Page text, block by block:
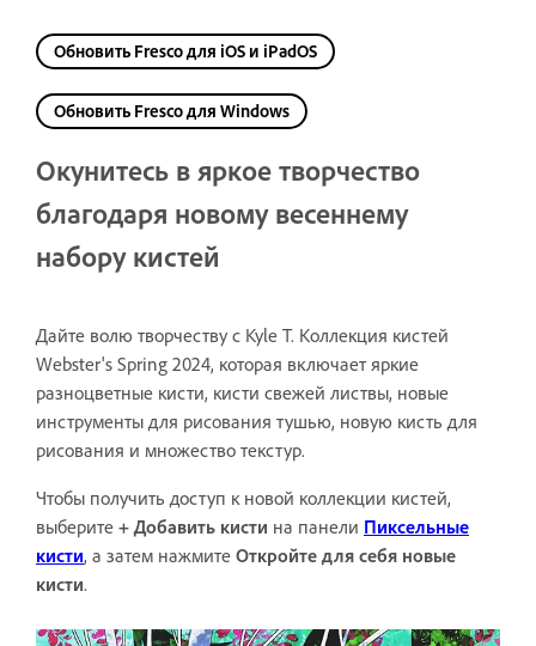
Обновить Fresco для iOS и iPadOS
Обновить Fresco для Windows
Окунитесь в яркое творчество
благодаря новому весеннему
набору кистей
Дайте волю творчеству с Kyle T. Коллекция кистей
Webster's Spring 2024, которая включает яркие
разноцветные кисти, кисти свежей листвы, новые
инструменты для рисования тушью, новую кисть для
рисования и множество текстур.
Чтобы получить доступ к новой коллекции кистей,
выберите + Добавить кисти на панели Пиксельные
кисти, а затем нажмите Откройте для себя новые
кисти.